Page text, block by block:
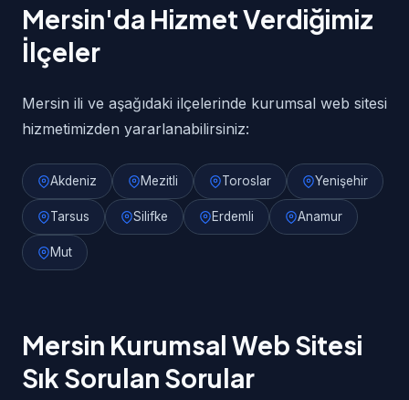
Mersin'da Hizmet Verdiğimiz
İlçeler
Mersin ili ve aşağıdaki ilçelerinde kurumsal web sitesi
hizmetimizden yararlanabilirsiniz:
Akdeniz Mezitli Toroslar Yenişehir
Tarsus Silifke Erdemli Anamur
Mut
Mersin Kurumsal Web Sitesi
Sık Sorulan Sorular